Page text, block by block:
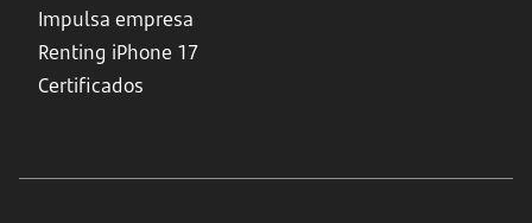
Impulsa empresa
Renting iPhone 17
Certificados